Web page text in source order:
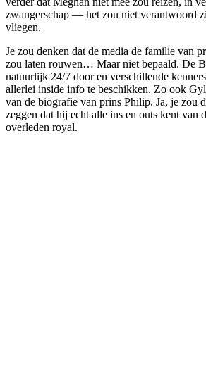
zwangerschap — het zou niet verantwoord
vliegen.
Je zou denken dat de media de familie van
zou laten rouwen… Maar niet bepaald. De
natuurlijk 24/7 door en verschillende
allerlei inside info te beschikken. Zo ook
van de biografie van prins Philip. Ja, je zou
zeggen dat hij echt alle ins en outs kent van
overleden royal.